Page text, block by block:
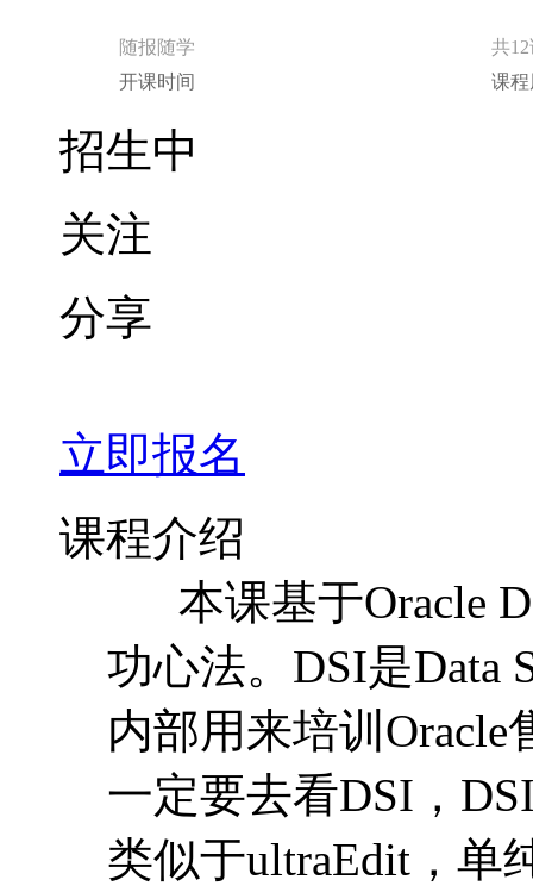
随报随学
共
开课时间
课
招生中
关注
分享
立即报名
课程介绍
本课基于Oracle
功心法。DSI是Data
内部用来培训
一定要去看DSI，
类似于ultraEdit，单